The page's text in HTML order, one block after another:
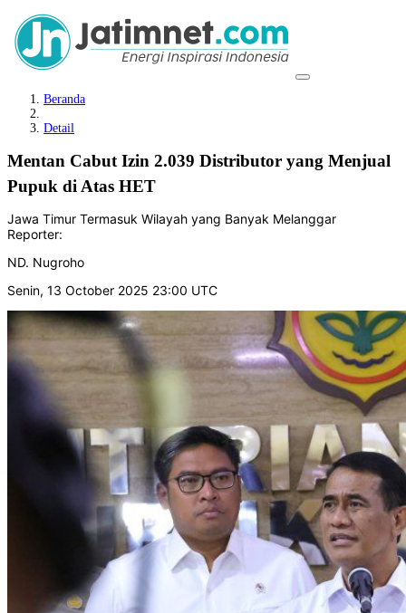
Beranda
Detail
Mentan Cabut Izin 2.039 Distributor yang Menjual
Pupuk di Atas HET
Jawa Timur Termasuk Wilayah yang Banyak Melanggar
Reporter:
ND. Nugroho
Senin, 13 October 2025 23:00 UTC